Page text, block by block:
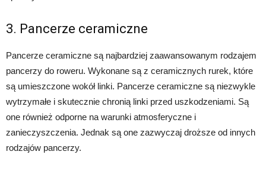
3. Pancerze ceramiczne
Pancerze ceramiczne są najbardziej zaawansowanym rodzajem
pancerzy do roweru. Wykonane są z ceramicznych rurek, które
są umieszczone wokół linki. Pancerze ceramiczne są niezwykle
wytrzymałe i skutecznie chronią linki przed uszkodzeniami. Są
one również odporne na warunki atmosferyczne i
zanieczyszczenia. Jednak są one zazwyczaj droższe od innych
rodzajów pancerzy.